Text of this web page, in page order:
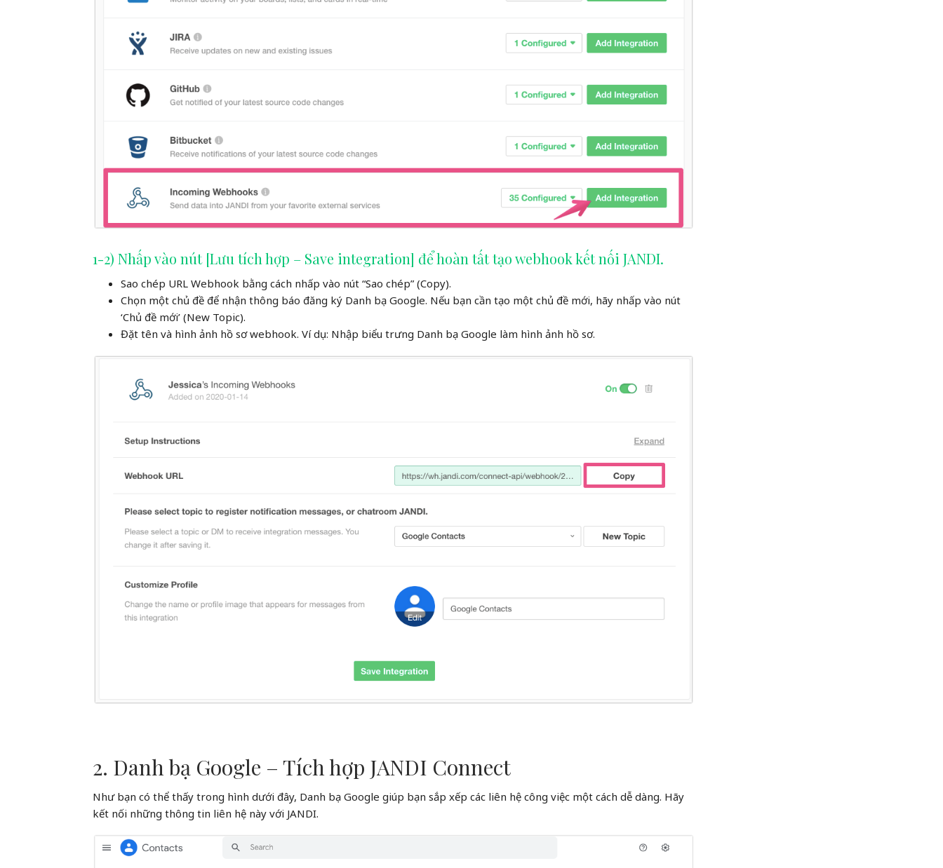
1-2) Nhấp vào nút [Lưu tích hợp – Save integration] để hoàn tất tạo webhook kết nối JANDI.
Sao chép URL Webhook bằng cách nhấp vào nút “Sao chép” (Copy).
Chọn một chủ đề để nhận thông báo đăng ký Danh bạ Google. Nếu bạn cần tạo một chủ đề mới, hãy nhấp vào nút
‘Chủ đề mới’ (New Topic).
Đặt tên và hình ảnh hồ sơ webhook. Ví dụ: Nhập biểu trưng Danh bạ Google làm hình ảnh hồ sơ.
2. Danh bạ Google – Tích hợp JANDI Connect
Như bạn có thể thấy trong hình dưới đây, Danh bạ Google giúp bạn sắp xếp các liên hệ công việc một cách dễ dàng. Hãy
kết nối những thông tin liên hệ này với JANDI.